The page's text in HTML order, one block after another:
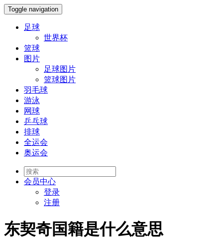
Toggle navigation
足球
世界杯
篮球
图片
足球图片
篮球图片
羽毛球
游泳
网球
乒乓球
排球
全运会
奥运会
会员中心
登录
注册
东契奇国籍是什么意思